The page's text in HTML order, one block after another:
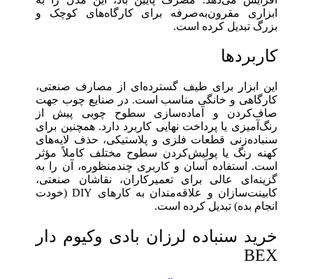
ابزاری مقرون‌به‌صرفه برای کارگاه‌های کوچک و
بزرگ تبدیل کرده است.
کاربردها
این ابزار برای طیف گسترده‌ای از مصارف صنعتی،
کارگاهی و خانگی مناسب است. در صنایع چوب جهت
صاف‌کردن و آماده‌سازی سطوح چوبی پیش از
رنگ‌آمیزی یا پرداخت نهایی کاربرد دارد. همچنین برای
سنباده‌زنی قطعات فلزی و پلاستیکی، حذف لایه‌های
کهنه رنگ یا پولیش‌کردن سطوح مختلف کاملاً مؤثر
است. استفاده آسان و کاربری چندمنظوره، آن را به
گزینه‌ای عالی برای تعمیرکاران، نقاشان صنعتی،
کابینت‌سازان و علاقه‌مندان به کارهای DIY (خودت
انجام بده) تبدیل کرده است.
خرید سنباده لرزان بادی وکیوم دار
BEX